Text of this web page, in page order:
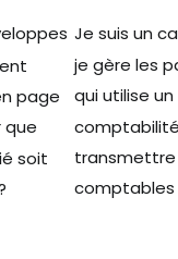
page
que
soit
Je suis un
je gère les
qui utilise
transmettre
comptables